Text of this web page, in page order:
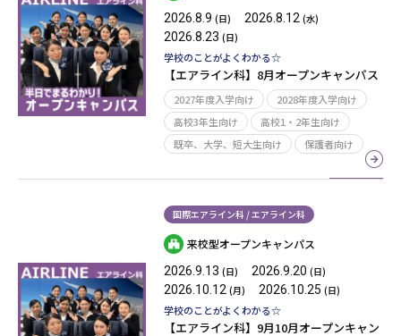
2026.8.9 (日) 2026.8.12 (水)
2026.8.23 (日)
学校のことがよくわかる☆
【エアライン科】8月オープンキャンパス
2027年度入学向け
2028年度入学向け
高校3年生向け
高校1・2年生向け
既卒、大学、短大生向け
保護者向け
国際エアライン科 / エアライン科
来校型オープンキャンパス
2026.9.13 (日) 2026.9.20 (日)
2026.10.12 (月) 2026.10.25 (日)
学校のことがよくわかる☆
【エアライン科】9月10月オープンキャン